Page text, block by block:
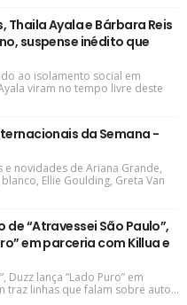
Thaila Ayala e Bárbara Reis
suspense inédito que
ao isolamento social em
viram no tempo livre deste
da Semana -
e novidades de Ariana Grande,
Ellie Goulding, Greta Van
de “Atravessei São Paulo”,
em parceria com Killua e
Duzz lança “Lado Puro” em
traz linhas que falam sobre auto...